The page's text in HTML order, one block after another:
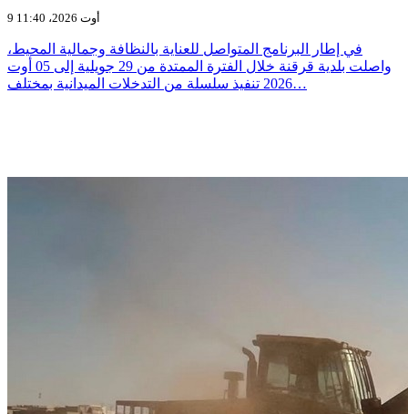
9 أوت 2026، 11:40
في إطار البرنامج المتواصل للعناية بالنظافة وجمالية المحيط،
واصلت بلدية قرقنة خلال الفترة الممتدة من 29 جويلية إلى 05 أوت
2026 تنفيذ سلسلة من التدخلات الميدانية بمختلف…